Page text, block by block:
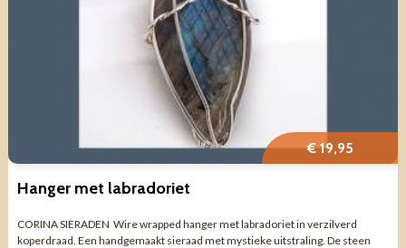
€ 19,95
Hanger met labradoriet
CORINA SIERADEN Wire wrapped hanger met labradoriet in verzilverd
koperdraad. Een handgemaakt sieraad met mystieke uitstraling. De steen